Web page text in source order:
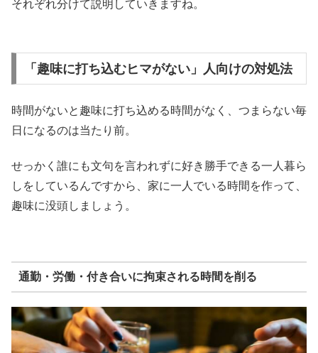
それぞれ分けて説明していきますね。
「趣味に打ち込むヒマがない」人向けの対処法
時間がないと趣味に打ち込める時間がなく、つまらない毎
日になるのは当たり前。
せっかく誰にも文句を言われずに好き勝手できる一人暮ら
しをしているんですから、家に一人でいる時間を作って、
趣味に没頭しましょう。
通勤・労働・付き合いに拘束される時間を削る